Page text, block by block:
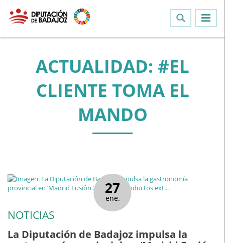
ACTUALIDAD: #EL
CLIENTE TOMA EL
MANDO
27
ene.
NOTICIAS
La Diputación de Badajoz impulsa la